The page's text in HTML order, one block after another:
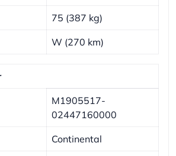
75 (387 kg)
W (270 km)
M1905517-
02447160000
Continental